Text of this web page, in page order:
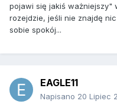
pojawi się jakiś ważniejszy"
rozejdzie, jeśli nie znajdę
sobie spokój...
EAGLE11
Napisano 20 Lipiec